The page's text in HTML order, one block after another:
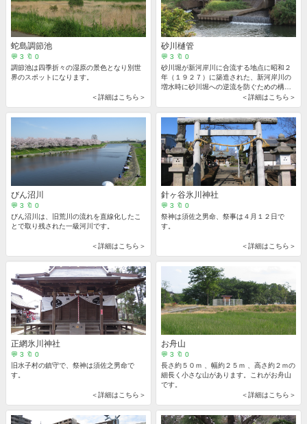
蛇島調節池
💬 3 🔖 0
調節池は四季折々の湿原の景色となり別世
界のスポットになります。
＜詳細はこちら＞
砂川樋管
💬 3 🔖 0
砂川堀が新河岸川に合流する地点に昭和２
年（１９２７）に築造された、新河岸川の
増水時に砂川堀への逆流を防ぐための構造
＜詳細はこちら＞
びん沼川
💬 3 🔖 0
びん沼川は、旧荒川の流れを直線化したこ
とで取り残された一級河川です。
＜詳細はこちら＞
針ヶ谷氷川神社
💬 3 🔖 0
祭神は須佐之男命、祭事は４月１２日で
す。
＜詳細はこちら＞
正網氷川神社
💬 3 🔖 0
旧水子村の鎮守で、祭神は須佐之男命で
す。
＜詳細はこちら＞
お舟山
💬 3 🔖 0
長さ約５０ｍ 、幅約２５ｍ 、高さ約２ｍの
細長く小さな山があります。これがお舟山
です。
＜詳細はこちら＞